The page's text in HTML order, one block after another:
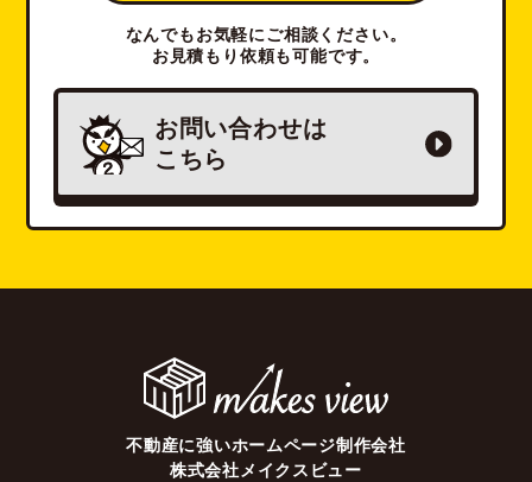
なんでもお気軽にご相談ください。
お見積もり依頼も可能です。
お問い合わせは
こちら
不動産に強いホームページ制作会社
株式会社メイクスビュー